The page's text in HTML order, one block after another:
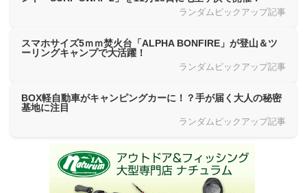
ランダムピックアップ記事
スマホサイズ5ｍｍ焚火台「ALPHA BONFIRE」が登山＆ツ
ーリングキャンプで大活躍！
ランダムピックアップ記事
BOX軽自動車がキャンピングカーに！？手が届く大人の秘密
基地に注目
ランダムピックアップ記事